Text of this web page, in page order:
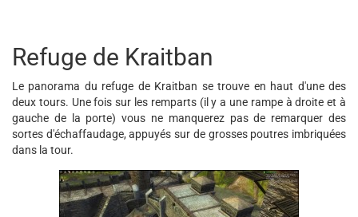
Refuge de Kraitban
Le panorama du refuge de Kraitban se trouve en haut d'une des
deux tours. Une fois sur les remparts (il y a une rampe à droite et à
gauche de la porte) vous ne manquerez pas de remarquer des
sortes d'échaffaudage, appuyés sur de grosses poutres imbriquées
dans la tour.